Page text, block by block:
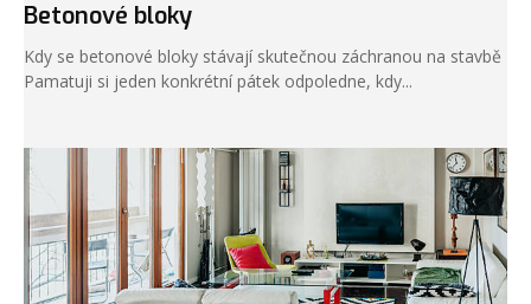
Betonové bloky
Kdy se betonové bloky stávají skutečnou záchranou na stavbě
Pamatuji si jeden konkrétní pátek odpoledne, kdy...